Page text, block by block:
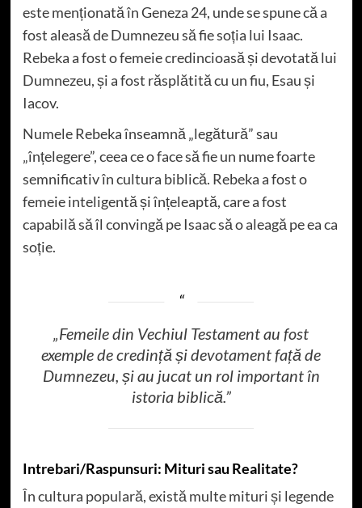
este menționată în Geneza 24, unde se spune că a
fost aleasă de Dumnezeu să fie soția lui Isaac.
Rebeka a fost o femeie credincioasă și devotată lui
Dumnezeu, și a fost răsplătită cu un fiu, Esau și
Iacov.
Numele Rebeka înseamnă „legătură” sau
„înțelegere”, ceea ce o face să fie un nume foarte
semnificativ în cultura biblică. Rebeka a fost o
femeie inteligentă și înțeleaptă, care a fost
capabilă să îl convingă pe Isaac să o aleagă pe ea ca
soție.
„Femeile din Vechiul Testament au fost
exemple de credință și devotament față de
Dumnezeu, și au jucat un rol important în
istoria biblică.”
Intrebari/Raspunsuri: Mituri sau Realitate?
În cultura populară, există multe mituri și legende